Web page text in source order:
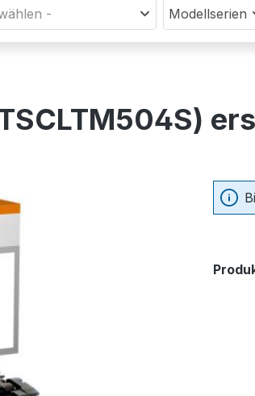
- Modellserien